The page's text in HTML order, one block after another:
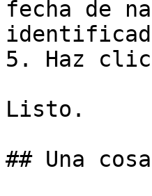
fecha de
5. Haz
Listo.
## Una